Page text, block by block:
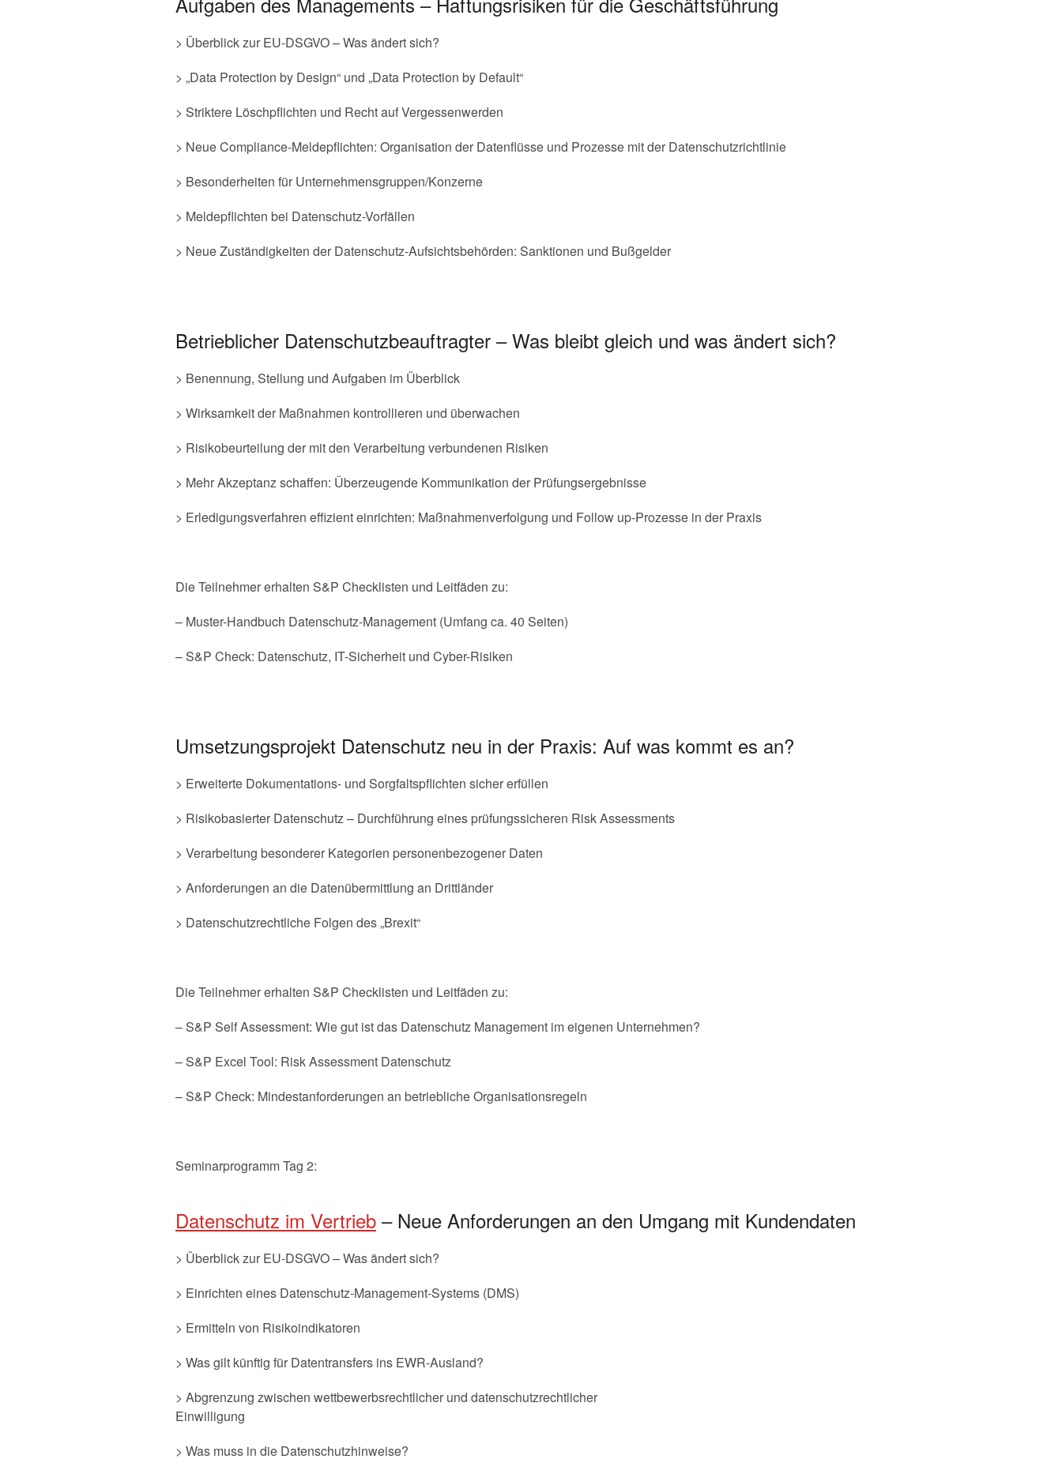
> Überblick zur EU-DSGVO – Was ändert sich?
> „Data Protection by Design“ und „Data Protection by Default“
> Striktere Löschpflichten und Recht auf Vergessenwerden
> Neue Compliance-Meldepflichten: Organisation der Datenflüsse und Prozesse mit der Datenschutzrichtlinie
> Besonderheiten für Unternehmensgruppen/Konzerne
> Meldepflichten bei Datenschutz-Vorfällen
> Neue Zuständigkeiten der Datenschutz-Aufsichtsbehörden: Sanktionen und Bußgelder
Betrieblicher Datenschutzbeauftragter – Was bleibt gleich und was ändert sich?
> Benennung, Stellung und Aufgaben im Überblick
> Wirksamkeit der Maßnahmen kontrollieren und überwachen
> Risikobeurteilung der mit den Verarbeitung verbundenen Risiken
> Mehr Akzeptanz schaffen: Überzeugende Kommunikation der Prüfungsergebnisse
> Erledigungsverfahren effizient einrichten: Maßnahmenverfolgung und Follow up-Prozesse in der Praxis
Die Teilnehmer erhalten S&P Checklisten und Leitfäden zu:
– Muster-Handbuch Datenschutz-Management (Umfang ca. 40 Seiten)
– S&P Check: Datenschutz, IT-Sicherheit und Cyber-Risiken
Umsetzungsprojekt Datenschutz neu in der Praxis: Auf was kommt es an?
> Erweiterte Dokumentations- und Sorgfaltspflichten sicher erfüllen
> Risikobasierter Datenschutz – Durchführung eines prüfungssicheren Risk Assessments
> Verarbeitung besonderer Kategorien personenbezogener Daten
> Anforderungen an die Datenübermittlung an Drittländer
> Datenschutzrechtliche Folgen des „Brexit“
Die Teilnehmer erhalten S&P Checklisten und Leitfäden zu:
– S&P Self Assessment: Wie gut ist das Datenschutz Management im eigenen Unternehmen?
– S&P Excel Tool: Risk Assessment Datenschutz
– S&P Check: Mindestanforderungen an betriebliche Organisationsregeln
Seminarprogramm Tag 2:
Datenschutz im Vertrieb – Neue Anforderungen an den Umgang mit Kundendaten
> Überblick zur EU-DSGVO – Was ändert sich?
> Einrichten eines Datenschutz-Management-Systems (DMS)
> Ermitteln von Risikoindikatoren
> Was gilt künftig für Datentransfers ins EWR-Ausland?
> Abgrenzung zwischen wettbewerbsrechtlicher und datenschutzrechtlicher
Einwilligung
> Was muss in die Datenschutzhinweise?